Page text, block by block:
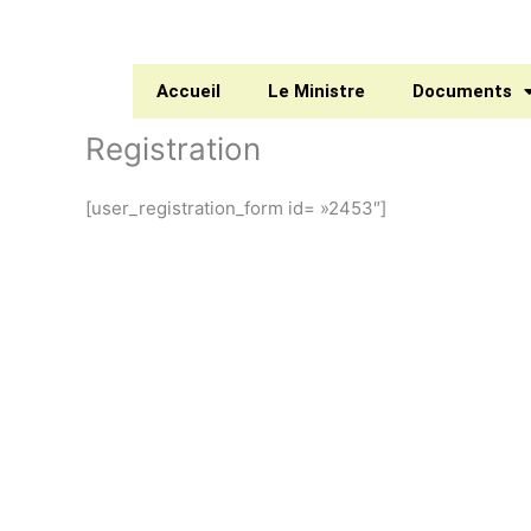
Accueil Le Ministre Documents
Registration
[user_registration_form id= »2453″]